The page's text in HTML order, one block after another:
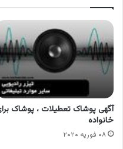
آگهی پوشاک تعطیلات ، پوشاک
خانواده
۰۸ فوریه ۲۰۲۰